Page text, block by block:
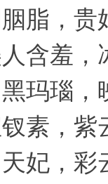
脂，
含羞
玛瑙
素，
妃，